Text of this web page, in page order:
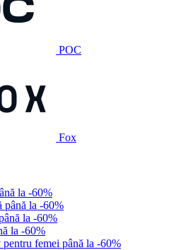
POC
Fox
la -60%
până la -60%
la -60%
la -60%
femei până la -60%